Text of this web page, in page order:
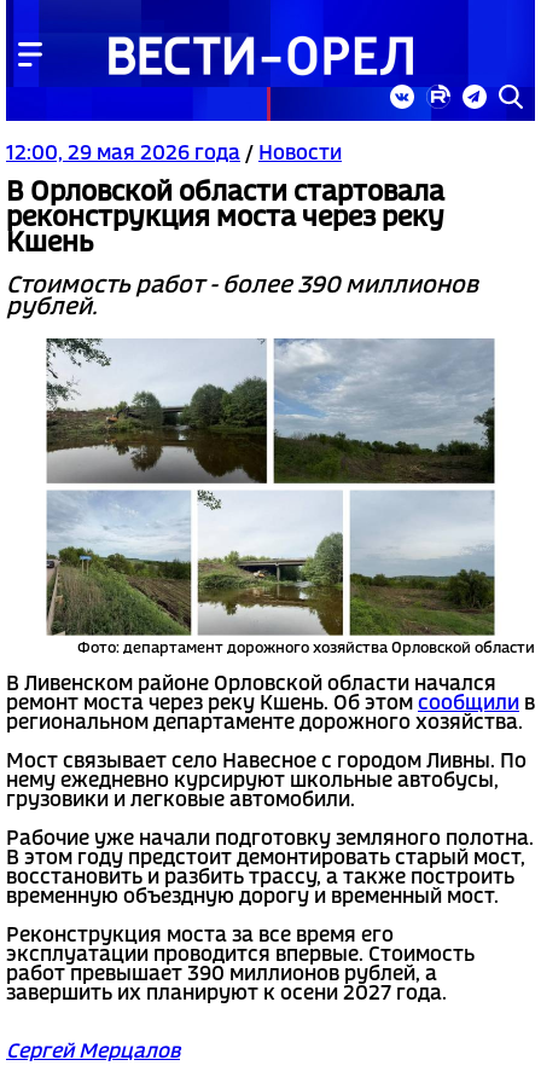
12:00, 29 мая 2026 года / Новости
В Орловской области стартовала
реконструкция моста через реку
Кшень
Стоимость работ - более 390 миллионов
рублей.
Фото: департамент дорожного хозяйства Орловской области
В Ливенском районе Орловской области начался
ремонт моста через реку Кшень. Об этом сообщили в
региональном департаменте дорожного хозяйства.
Мост связывает село Навесное с городом Ливны. По
нему ежедневно курсируют школьные автобусы,
грузовики и легковые автомобили.
Рабочие уже начали подготовку земляного полотна.
В этом году предстоит демонтировать старый мост,
восстановить и разбить трассу, а также построить
временную объездную дорогу и временный мост.
Реконструкция моста за все время его
эксплуатации проводится впервые. Стоимость
работ превышает 390 миллионов рублей, а
завершить их планируют к осени 2027 года.
Сергей Мерцалов